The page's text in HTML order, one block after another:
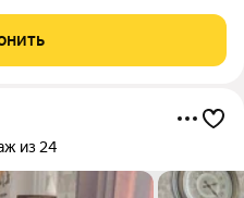
окнов пол с выходом на
из 24